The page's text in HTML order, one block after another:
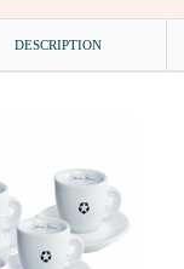
DESCRIPTION